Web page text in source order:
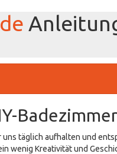
uns täglich aufhalten und
wenig Kreativität und